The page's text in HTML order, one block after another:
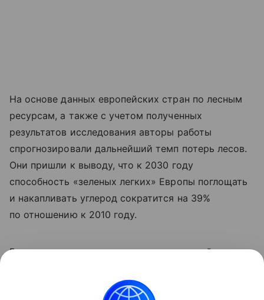
На основе данных европейских стран по лесным
ресурсам, а также с учетом полученных
результатов исследования авторы работы
спрогнозировали дальнейший темп потерь лесов.
Они пришли к выводу, что к 2030 году
способность «зеленых легких» Европы поглощать
и накапливать углерод сократится на 39%
по отношению к 2010 году.
Ранее мырассказывали, как окаменевший лес